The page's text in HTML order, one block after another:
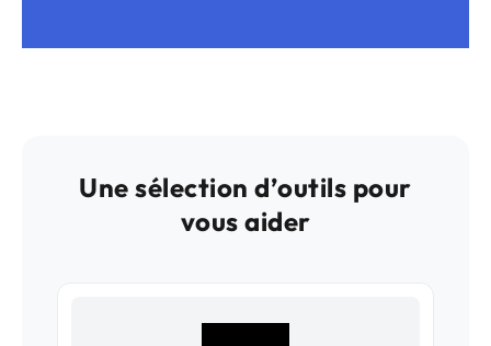
Une sélection d’outils pour
vous aider